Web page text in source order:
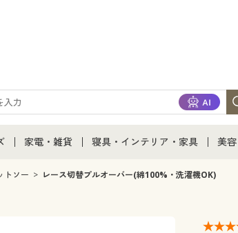
通販すべて
家電・雑貨
家電・雑貨すべて
寝具・インテリア・家具
寝具・インテリア・家具通販すべ
美
トソー レース切替プルオーバー(綿100%・洗濯機OK)